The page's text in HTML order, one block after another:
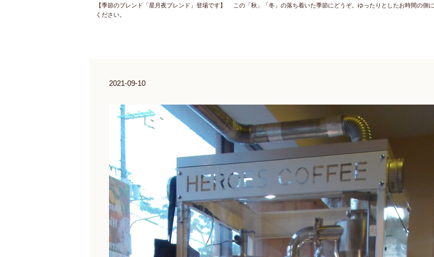
【季節のブレンド「星月夜ブレンド」登場です】 この「秋」「冬」の落ち着いた季節にどうぞ。ゆったりとしたお時間の側
ください。
2021-09-10